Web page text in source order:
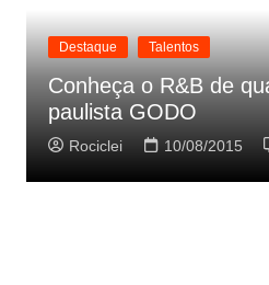
Destaque Talentos
Conheça o R&B de
paulista GODO
Rociclei 10/08/2015